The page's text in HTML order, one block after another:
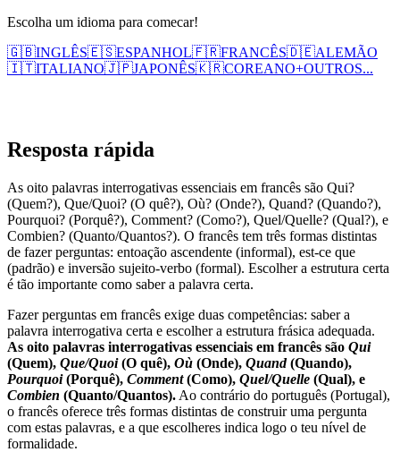
Escolha um idioma para comecar!
🇬🇧INGLÊS🇪🇸ESPANHOL🇫🇷FRANCÊS🇩🇪ALEMÃO
🇮🇹ITALIANO🇯🇵JAPONÊS🇰🇷COREANO+OUTROS...
Resposta rápida
As oito palavras interrogativas essenciais em francês são Qui?
(Quem?), Que/Quoi? (O quê?), Où? (Onde?), Quand? (Quando?),
Pourquoi? (Porquê?), Comment? (Como?), Quel/Quelle? (Qual?), e
Combien? (Quanto/Quantos?). O francês tem três formas distintas
de fazer perguntas: entoação ascendente (informal), est-ce que
(padrão) e inversão sujeito-verbo (formal). Escolher a estrutura certa
é tão importante como saber a palavra certa.
Fazer perguntas em francês exige duas competências: saber a
palavra interrogativa certa e escolher a estrutura frásica adequada.
As oito palavras interrogativas essenciais em francês são Qui
(Quem), Que/Quoi(O quê), Où (Onde), Quand(Quando),
Pourquoi(Porquê), Comment(Como), Quel/Quelle (Qual), e
Combien (Quanto/Quantos). Ao contrário do português (Portugal),
o francês oferece três formas distintas de construir uma pergunta
com estas palavras, e a que escolheres indica logo o teu nível de
formalidade.